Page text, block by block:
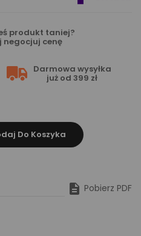
produkt taniej?
negocjuj cenę
Darmowa wysyłka
już od 399 zł
Do Koszyka
 Pobierz PDF